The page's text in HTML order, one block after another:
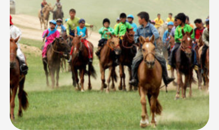
аюулгүй байдлыг хангах асуудлыг тусгайлан авч
үзсэн төдийгүй ийм төрлийн хөдөлмөр
эрхлүүлсний улмаас хүүхдийн амь нас, эрүүл мэнд
нь хохирсон бол …